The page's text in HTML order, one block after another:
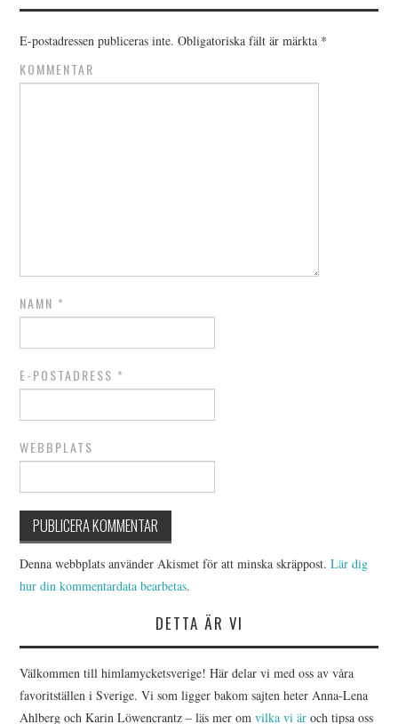
E-postadressen publiceras inte. Obligatoriska fält är märkta *
KOMMENTAR
NAMN *
E-POSTADRESS *
WEBBPLATS
Denna webbplats använder Akismet för att minska skräppost.Lär dig
hur din kommentardata bearbetas.
DETTA ÄR VI
Välkommen till himlamycketsverige! Här delar vi med oss av våra
favoritställen i Sverige. Vi som ligger bakom sajten heter Anna-Lena
Ahlberg och Karin Löwencrantz – läs mer omvilka vi är och tipsa oss